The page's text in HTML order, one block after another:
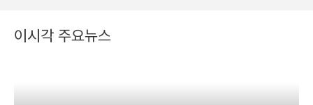
이시각 주요뉴스